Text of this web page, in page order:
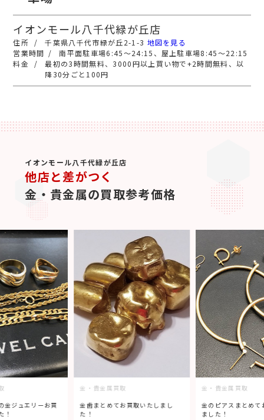
イオンモール八千代緑が丘店
千葉県八千代市緑が丘2-1-3 地図を見る
南平面駐車場6:45～24:15、屋上駐車場8:45～22:15
最初の3時間無料、3000円以上買い物で+2時間無料、以
降30分ごと100円
イオンモール八千代緑が丘店
他店と差がつく
金・貴金属の買取参考価格
金ジュエリーお買
！
金・貴金属買取
金歯まとめてお買取いたしまし
た！
金・貴金属買取
金のピアスまとめて
ました！